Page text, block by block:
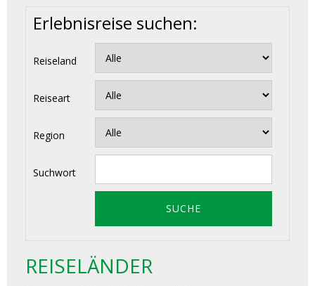
Erlebnisreise suchen:
Reiseland
Reiseart
Region
Suchwort
REISELÄNDER